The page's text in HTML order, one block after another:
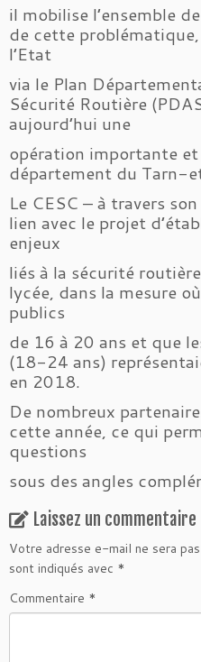
il mobilise l’ensemble
de cette
l’Etat
via le Plan
Sécurité Routière
aujourd’hui une
opération importante
département du Tarn-
Le CESC – à travers
lien avec le projet
enjeux
liés à la sécurité
lycée, dans la mesure
publics
de 16 à 20 ans et que
(18-24 ans)
en 2018.
De nombreux
cette année, ce qui
questions
sous des angles
Laissez un commentaire
Votre adresse e-mail ne sera
sont indiqués avec *
Commentaire *